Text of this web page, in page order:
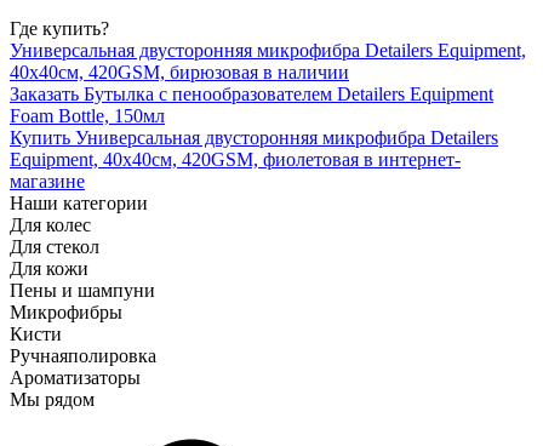
Где купить?
Универсальная двусторонняя микрофибра Detailers Equipment,
40x40см, 420GSM, бирюзовая в наличии
Заказать Бутылка с пенообразователем Detailers Equipment
Foam Bottle, 150мл
Купить Универсальная двусторонняя микрофибра Detailers
Equipment, 40x40см, 420GSM, фиолетовая в интернет-
магазине
Наши категории
Для колес
Для стекол
Для кожи
Пены и шампуни
Микрофибры
Кисти
Ручнаяполировка
Ароматизаторы
Мы рядом